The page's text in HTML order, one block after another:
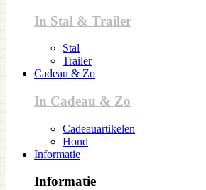
In Stal & Trailer
Stal
Trailer
Cadeau & Zo
In Cadeau & Zo
Cadeauartikelen
Hond
Informatie
Informatie